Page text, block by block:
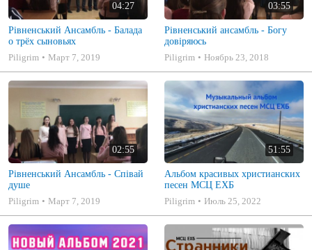
04:27
Рівненський Ансамбль - Балада
о трёх сыновьях
Piligrim
Март 7, 2019
03:55
Рівненський ансамбль - Богу
довіряюсь
Piligrim
Ноябрь 23, 2018
02:55
Рівненський Ансамбль - Співай
душе
Piligrim
Март 7, 2019
51:55
Альбом красивых христианских
песен МСЦ ЕХБ
Piligrim
Июль 25, 2022